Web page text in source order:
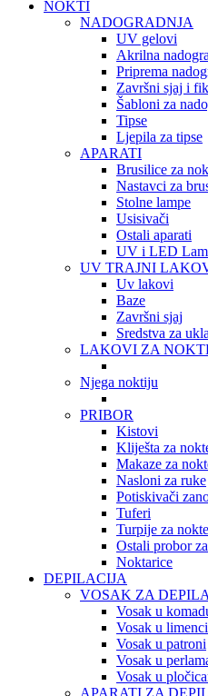
NOKTI
NADOGRADNJA
UV gelovi
Akrilna
Priprema
Završni sjaj i
Šabloni za
Tipse
Ljepila za tipse
APARATI
Brusilice za
Nastavci za
Stolne lampe
Usisivači
Ostali aparati
UV i LED
UV TRAJNI
Uv lakovi
Baze
Završni sjaj
Sredstva za
LAKOVI ZA
Njega noktiju
PRIBOR
Kistovi
Kliješta za
Makaze za
Nasloni za ruke
Potiskivači
Tuferi
Turpije za nokte
Ostali probor
Noktarice
DEPILACIJA
VOSAK ZA
Vosak u
Vosak u limenci
Vosak u patroni
Vosak u
Vosak u
APARATI ZA